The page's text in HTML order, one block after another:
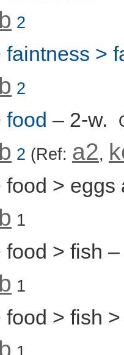
2
>
2
food – 2-w.
2 (Ref: a2,
> eggs
1
> fish
1
> fish